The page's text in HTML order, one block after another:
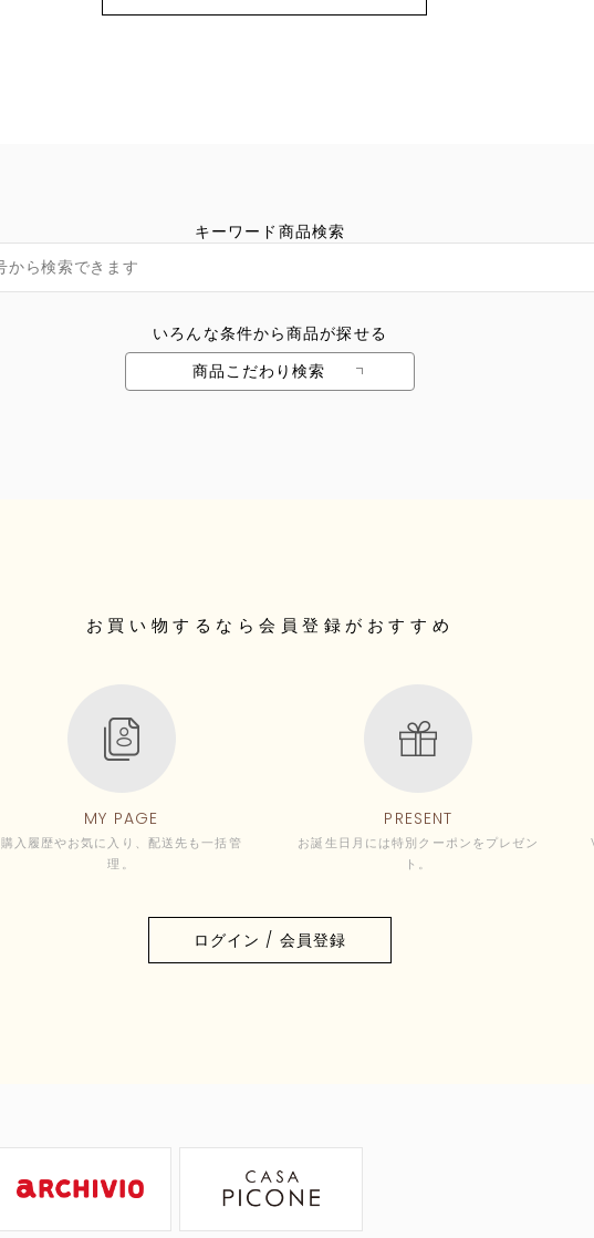
キーワード商品検索
いろんな条件から商品が探せる
商品こだわり検索
お買い物するなら会員登録がおすすめ
MY PAGE
購入履歴やお気に入り、配送先も一括管
理。
PRESENT
お誕生日月には特別クーポンをプレゼン
ト。
ログイン / 会員登録